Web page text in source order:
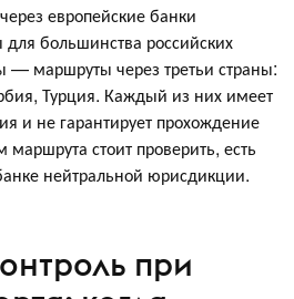
европейские банки
для большинства российских
— маршруты через третьи страны:
Турция. Каждый из них имеет
и не гарантирует прохождение
стоит проверить, есть
нейтральной юрисдикции.
при